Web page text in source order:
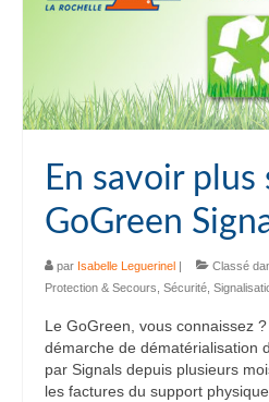
En savoir plus
GoGreen
par Isabelle Leguerinel | Classé
Protection & Secours Sécurité
Le GoGreen, vous connaissez
démarche de dématérialisation
par Signals depuis plusieurs
les factures du support